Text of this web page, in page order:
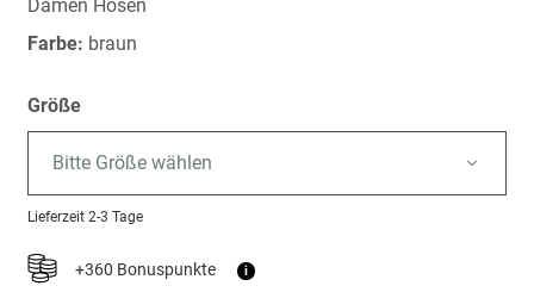
springen
Damen Hosen
Farbe: braun
Größe
Bitte Größe wählen
Lieferzeit 2-3 Tage
+360 Bonuspunkte i